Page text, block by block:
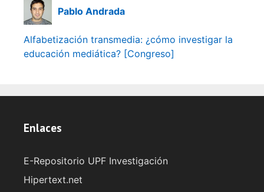
Pablo Andrada
Alfabetización transmedia: ¿cómo investigar la
educación mediática? [Congreso]
Enlaces
E-Repositorio UPF Investigación
Hipertext.net